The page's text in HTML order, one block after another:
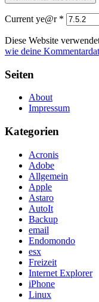
Current ye@r *
Diese Website
wie deine
Seiten
About
Impressum
Kategorien
Acronis
Adobe
Allgemein
Apple
Astaro
AutoIt
Backup
email
Endomondo
esx
Freizeit
Internet Explorer
iPhone
Linux